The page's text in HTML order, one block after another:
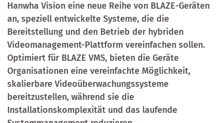
Hanwha Vision eine neue Reihe von BLAZE-Geräten
an, speziell entwickelte Systeme, die die
Bereitstellung und den Betrieb der hybriden
Videomanagement-Plattform vereinfachen sollen.
Optimiert für BLAZE VMS, bieten die Geräte
Organisationen eine vereinfachte Möglichkeit,
skalierbare Videoüberwachungssysteme
bereitzustellen, während sie die
Installationskomplexität und das laufende